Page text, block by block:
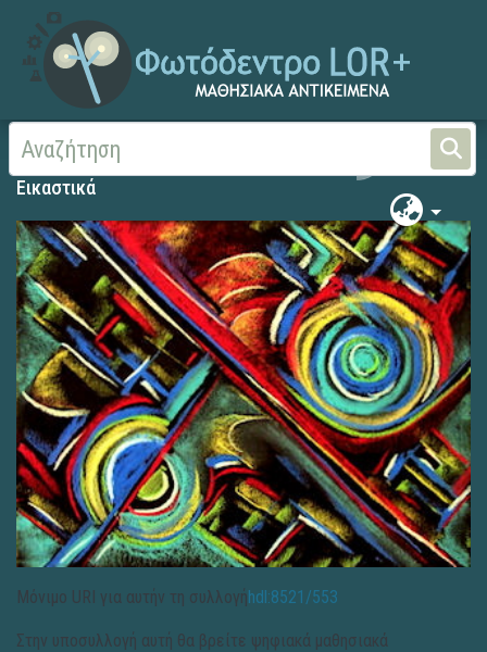
Αρχική Εικαστικά
Εικαστικά
Μόνιμο URI για αυτήν τη συλλογήhdl:8521/553
Στην υποσυλλογή αυτή θα βρείτε ψηφιακά μαθησιακά